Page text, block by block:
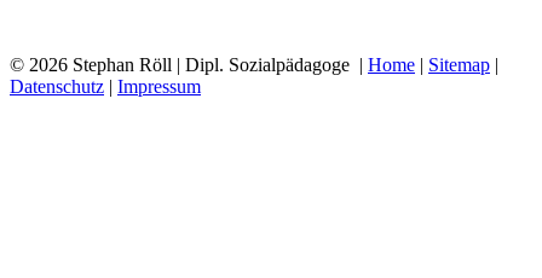
© 2026 Stephan Röll | Dipl. Sozialpädagoge | Home | Sitemap |
Datenschutz | Impressum